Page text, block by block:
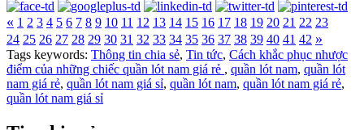
« 1 2 3 4 5 6 7 8 9 10 11 12 13 14 15 16 17 18 19 20 21 22 23
24 25 26 27 28 29 30 31 32 33 34 35 36 37 38 39 40 41 42 »
Tags keywords: Thông tin chia sẻ, Tin tức, Cách khắc phục nhược
điểm của những chiếc quần lót nam giá rẻ , quần lót nam, quần lót
nam giá rẻ, quần lót nam giá sỉ, quần lót nam, quần lót nam giá rẻ,
quần lót nam giá sỉ